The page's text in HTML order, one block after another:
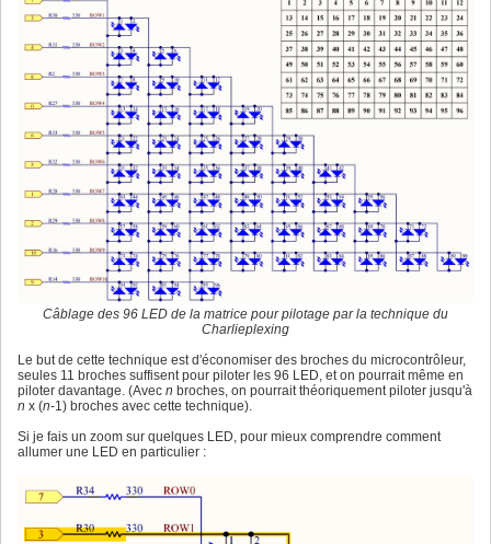
Câblage des 96 LED de la matrice pour pilotage par la technique du
Charlieplexing
Le but de cette technique est d'économiser des broches du microcontrôleur,
seules 11 broches suffisent pour piloter les 96 LED, et on pourrait même en
piloter davantage. (Avec n broches, on pourrait théoriquement piloter jusqu'à
n x (n-1) broches avec cette technique).
Si je fais un zoom sur quelques LED, pour mieux comprendre comment
allumer une LED en particulier :